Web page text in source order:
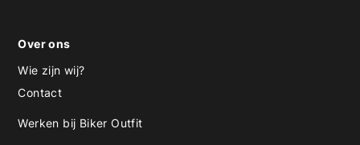
Over ons
Wie zijn wij?
Contact
Werken bij Biker Outfit